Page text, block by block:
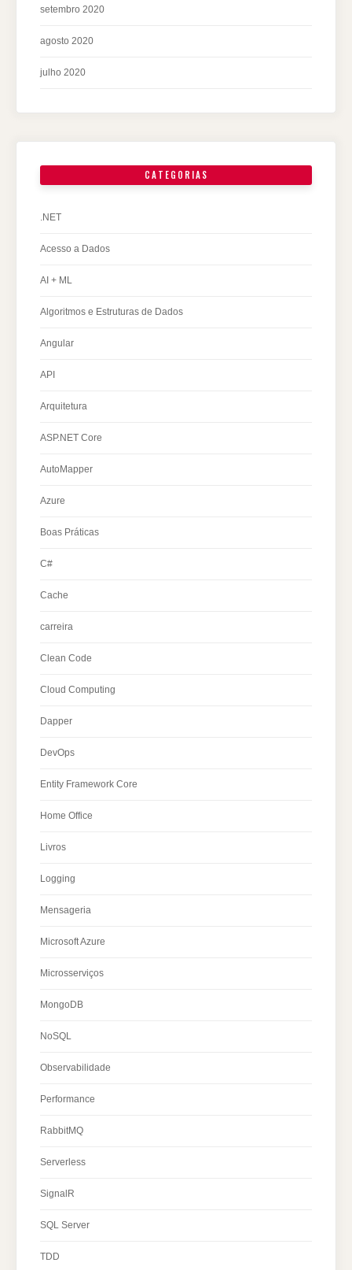
setembro 2020
agosto 2020
julho 2020
CATEGORIAS
.NET
Acesso a Dados
AI + ML
Algoritmos e Estruturas de Dados
Angular
API
Arquitetura
ASP.NET Core
AutoMapper
Azure
Boas Práticas
C#
Cache
carreira
Clean Code
Cloud Computing
Dapper
DevOps
Entity Framework Core
Home Office
Livros
Logging
Mensageria
Microsoft Azure
Microsserviços
MongoDB
NoSQL
Observabilidade
Performance
RabbitMQ
Serverless
SignalR
SQL Server
TDD